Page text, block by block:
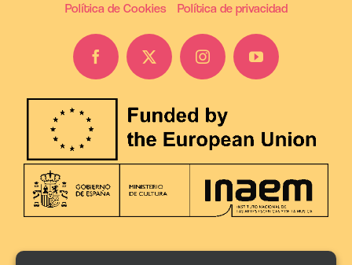
Política de Cookies Política de privacidad